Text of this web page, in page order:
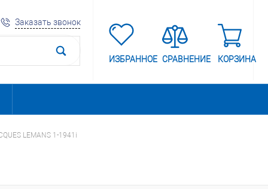
Заказать звонок
ИЗБРАННОЕ СРАВНЕНИЕ КОРЗИНА
LEMANS 1-1941i